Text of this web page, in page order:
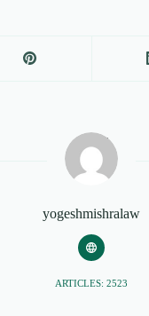
yogeshmishralaw
ARTICLES: 2523